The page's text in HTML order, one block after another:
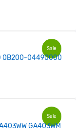
Sale
0B200-04490000
Sale
GA403WM